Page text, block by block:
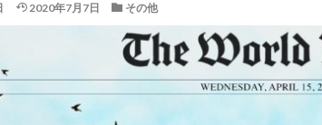
2020年7月7日 その他